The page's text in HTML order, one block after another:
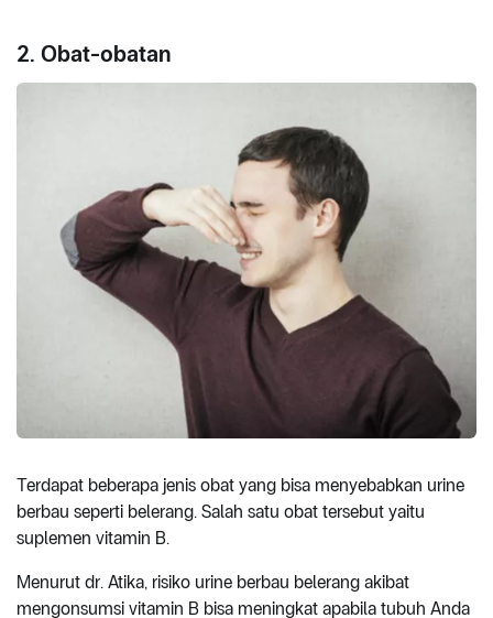
2. Obat-obatan
Terdapat beberapa jenis obat yang bisa menyebabkan urine
berbau seperti belerang. Salah satu obat tersebut yaitu
suplemen vitamin B.
Menurut dr. Atika, risiko urine berbau belerang akibat
mengonsumsi vitamin B bisa meningkat apabila tubuh Anda